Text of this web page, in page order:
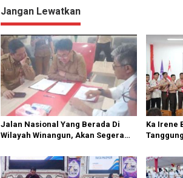
Jangan Lewatkan
Jalan Nasional Yang Berada Di
Wilayah Winangun, Akan Segera
Ka Irene